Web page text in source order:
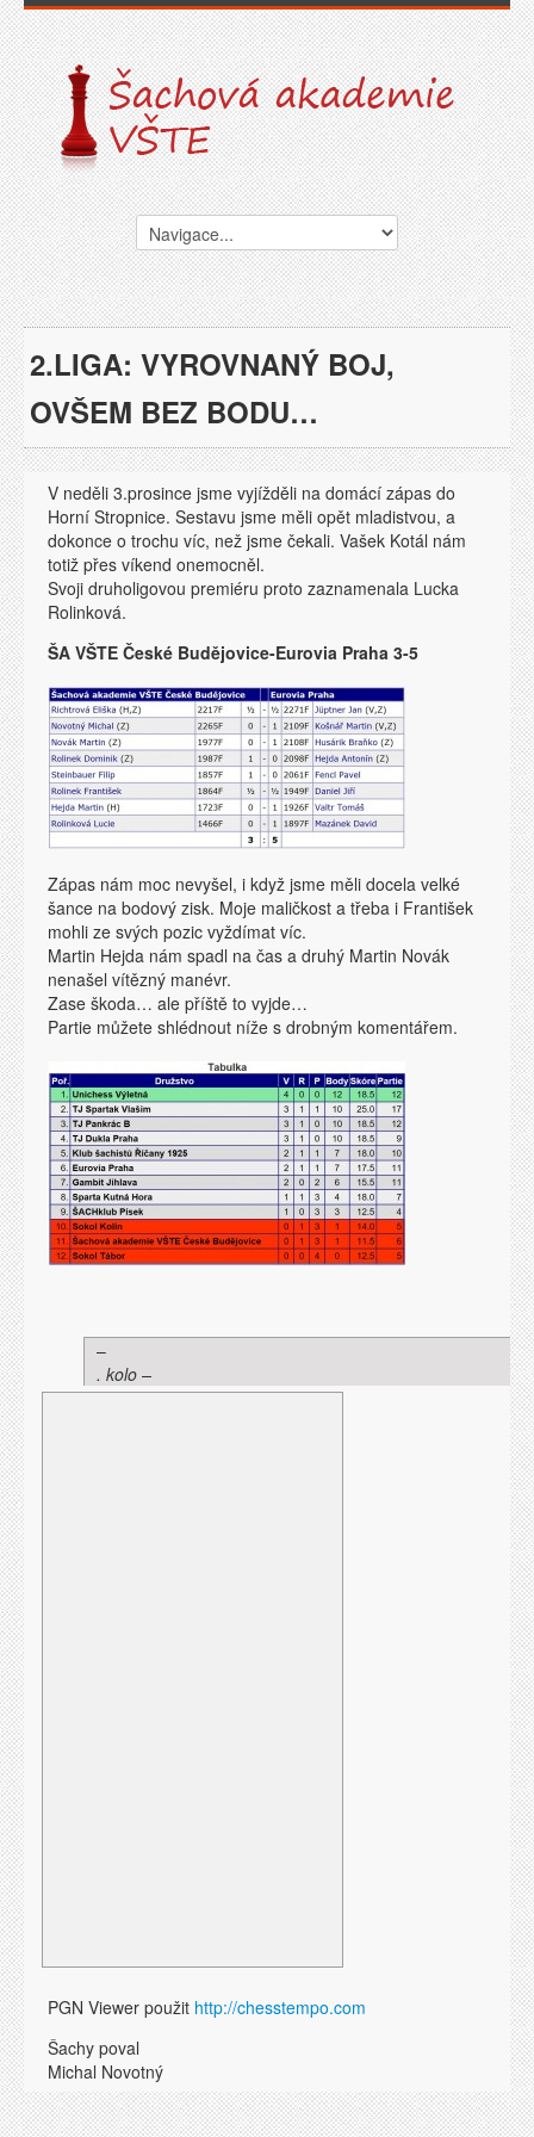
2.LIGA: VYROVNANÝ BOJ,
OVŠEM BEZ BODU…
V neděli 3.prosince jsme vyjížděli na domácí zápas do
Horní Stropnice. Sestavu jsme měli opět mladistvou, a
dokonce o trochu víc, než jsme čekali. Vašek Kotál nám
totiž přes víkend onemocněl.
Svoji druholigovou premiéru proto zaznamenala Lucka
Rolinková.
ŠA VŠTE České Budějovice-Eurovia Praha 3-5
Zápas nám moc nevyšel, i když jsme měli docela velké
šance na bodový zisk. Moje maličkost a třeba i František
mohli ze svých pozic vyždímat víc.
Martin Hejda nám spadl na čas a druhý Martin Novák
nenašel vítězný manévr.
Zase škoda… ale příště to vyjde…
Partie můžete shlédnout níže s drobným komentářem.
–
. kolo –
PGN Viewer použit http://chesstempo.com
Šachy poval
Michal Novotný